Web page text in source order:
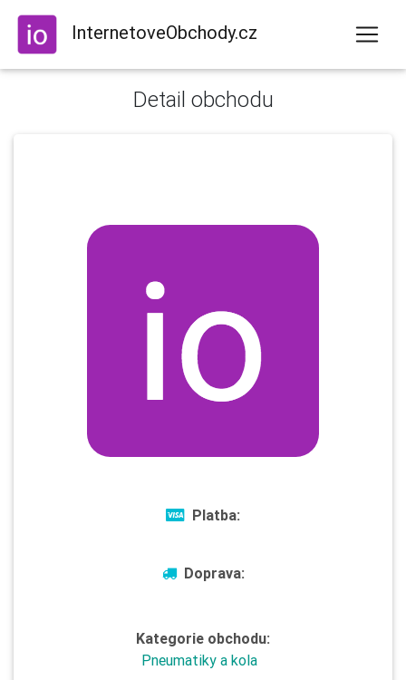
InternetoveObchody.cz
Detail obchodu
Platba:
Doprava:
Kategorie obchodu:
Pneumatiky a kola